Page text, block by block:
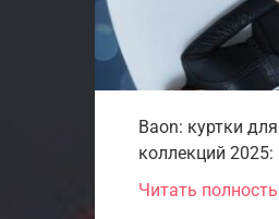
Baon: куртки
коллекций 2025:
Читать